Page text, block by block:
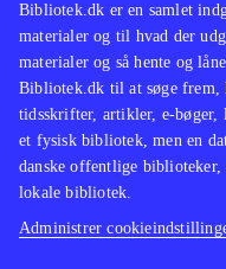
Bibliotek.dk er en samlet
materialer og til hvad der
materialer og så hente og
Bibliotek.dk til at søge frem,
tidsskrifter, artikler, e-bøger,
et fysisk bibliotek, men en
danske offentlige
lokale bibliotek.
Administrer